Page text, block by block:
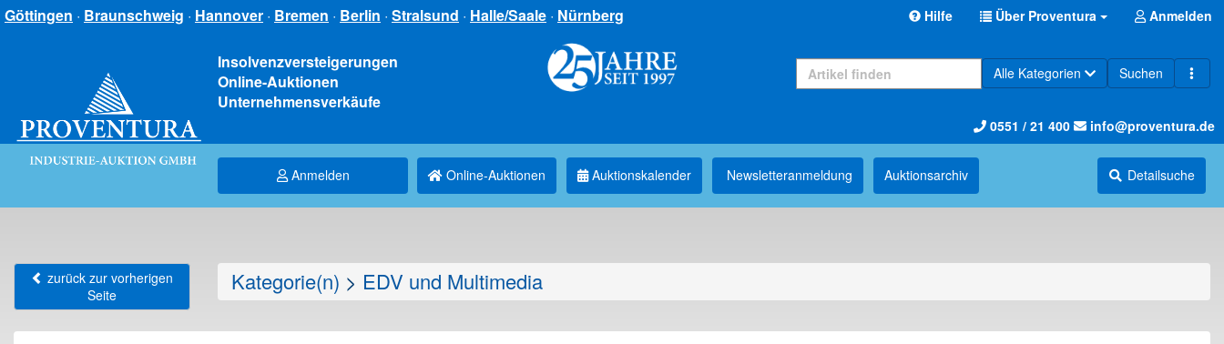
Göttingen · Braunschweig · Hannover · Bremen · Berlin · Stralsund · Halle/Saale · Nürnberg Hilfe Über Proventura Anmelden
Insolvenzversteigerungen
Online-Auktionen
Unternehmensverkäufe
Alle Kategorien Suchen
0551 / 21 400 info@proventura.de
Anmelden Online-Auktionen Auktionskalender Newsletter­anmeldung Auktions­archiv Detailsuche
zurück zur vorherigen
Seite
Kategorie(n) > EDV und Multimedia